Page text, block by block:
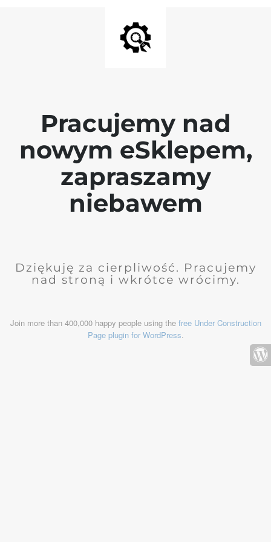
Pracujemy nad
nowym eSklepem,
zapraszamy
niebawem
Dziękuję za cierpliwość. Pracujemy
nad stroną i wkrótce wrócimy.
Join more than 400,000 happy people using the free Under Construction
Page plugin for WordPress.